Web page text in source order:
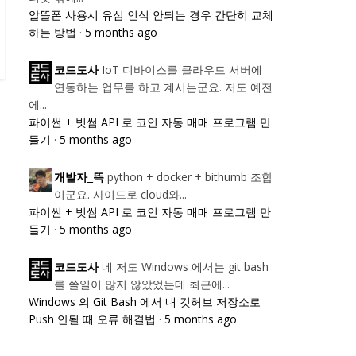
알뜰폰 사용시 유심 인식 안되는 경우 간단히 교체
하는 방법 · 5 months ago
코드도사 IoT 디바이스를 클라우드 서버에
연동하는 업무를 하고 계시는군요. 저도 예전
에...
파이썬 + 빗썸 API 로 코인 자동 매매 프로그램 만
들기 · 5 months ago
개발자_뜩 python + docker + bithumb 조합
이군요. 사이드로 cloud와...
파이썬 + 빗썸 API 로 코인 자동 매매 프로그램 만
들기 · 5 months ago
코드도사 네 저도 Windows 에서는 git bash
를 쓸일이 많지 않았었는데 최근에...
Windows 의 Git Bash 에서 내 깃허브 저장소로
Push 안될 때 오류 해결법 · 5 months ago